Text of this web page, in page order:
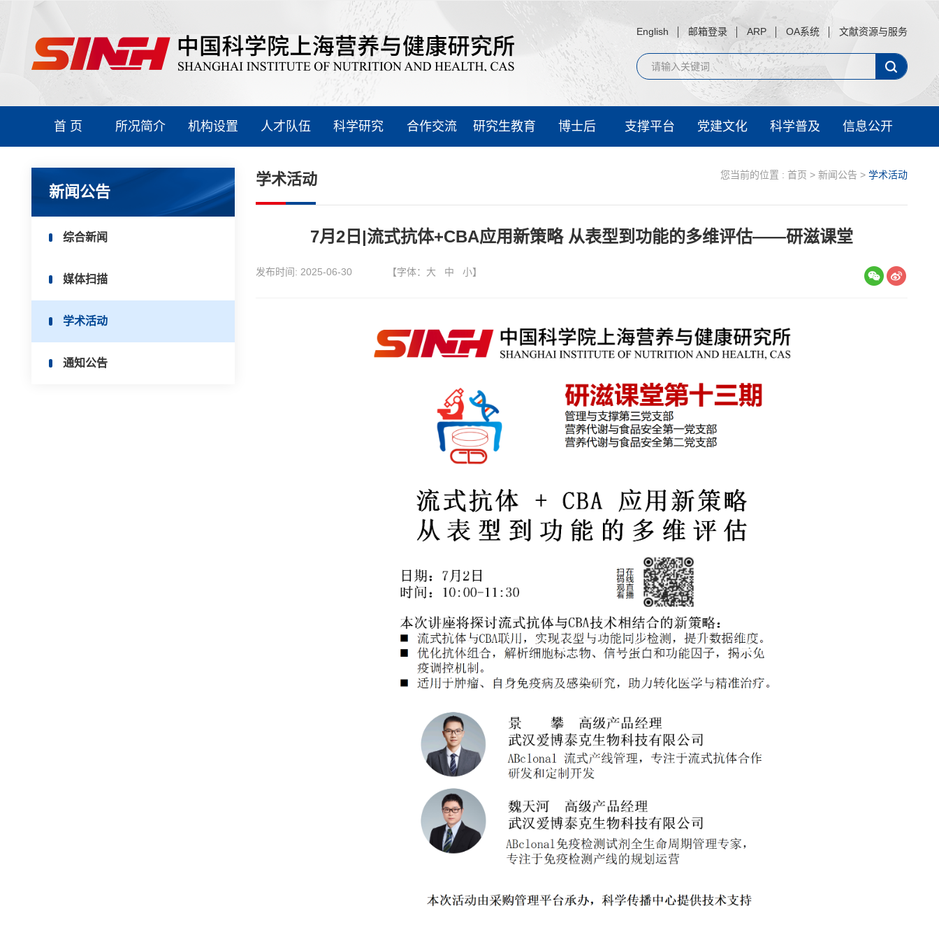
English 邮箱登录 ARP OA系统 文献资源与服务
首 页 所况简介 机构设置 人才队伍 科学研究 合作交流 研究生教育 博士后 支撑平台 党建文化 科学普及 信息公开
新闻公告
综合新闻
媒体扫描
学术活动
通知公告
学术活动 您当前的位置 : 首页 > 新闻公告 > 学术活动
7月2日|流式抗体+CBA应用新策略 从表型到功能的多维评估——研滋课堂
发布时间: 2025-06-30 【字体： 大 中 小】